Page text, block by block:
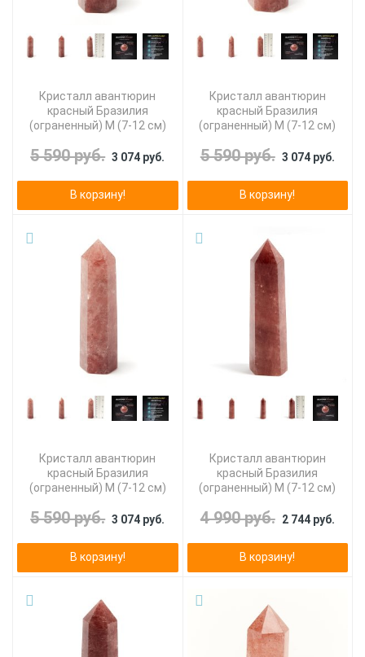
Кристалл авантюрин
красный Бразилия
(ограненный) M (7-12 см)
5 590 руб. 3 074 руб.
В корзину!
Кристалл авантюрин
красный Бразилия
(ограненный) M (7-12 см)
5 590 руб. 3 074 руб.
В корзину!
Кристалл авантюрин
красный Бразилия
(ограненный) M (7-12 см)
5 590 руб. 3 074 руб.
В корзину!
Кристалл авантюрин
красный Бразилия
(ограненный) M (7-12 см)
4 990 руб. 2 744 руб.
В корзину!